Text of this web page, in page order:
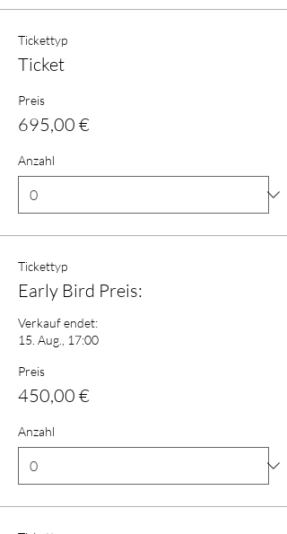
Tickettyp
Ticket
Preis
695,00 €
Anzahl
Tickettyp
Early Bird Preis:
Verkauf endet:
15. Aug., 17:00
Preis
450,00 €
Anzahl